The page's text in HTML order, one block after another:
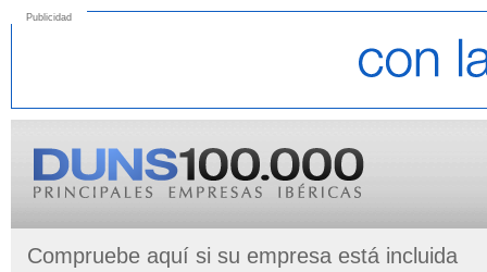
Publicidad
Compruebe aquí si su empresa está incluida